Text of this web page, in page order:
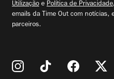
Utilização e Política de Privacidade
emails da Time Out com notícias,
parceiros.